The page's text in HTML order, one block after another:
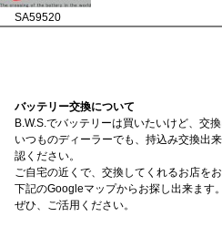
SA59520
バッテリー交換について
B.W.S.でバッテリーは買いたいけど、交
いつものディーラーでも、持込み交換出
認ください。
ご自宅の近くで、交換してくれるお店を
下記のGoogleマップからお探し出来ます。
ぜひ、ご活用ください。